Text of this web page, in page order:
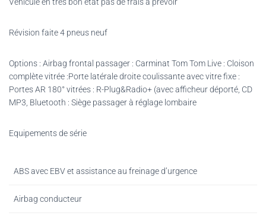
Révision faite 4 pneus neuf
Options : Airbag frontal passager : Carminat Tom Tom Live : Cloison
complète vitrée :Porte latérale droite coulissante avec vitre fixe :
Portes AR 180° vitrées : R-Plug&Radio+ (avec afficheur déporté, CD
MP3, Bluetooth : Siège passager à réglage lombaire
Equipements de série
ABS avec EBV et assistance au freinage d’urgence
Airbag conducteur